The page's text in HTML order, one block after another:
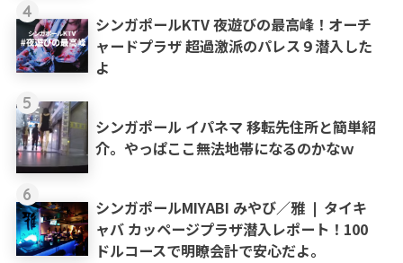
4
シンガポールKTV 夜遊びの最高峰！オーチ
ャードプラザ 超過激派のパレス９潜入した
よ
5
シンガポール イパネマ 移転先住所と簡単紹
介。やっぱここ無法地帯になるのかなｗ
6
シンガポールMIYABI みやび／雅 ❘ タイキ
ャバ カッページプラザ潜入レポート！100
ドルコースで明瞭会計で安心だよ。